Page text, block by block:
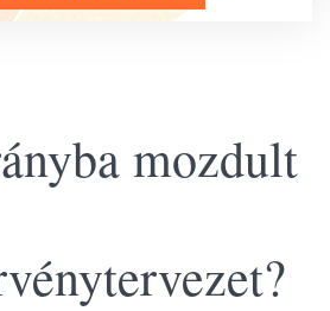
mozdult